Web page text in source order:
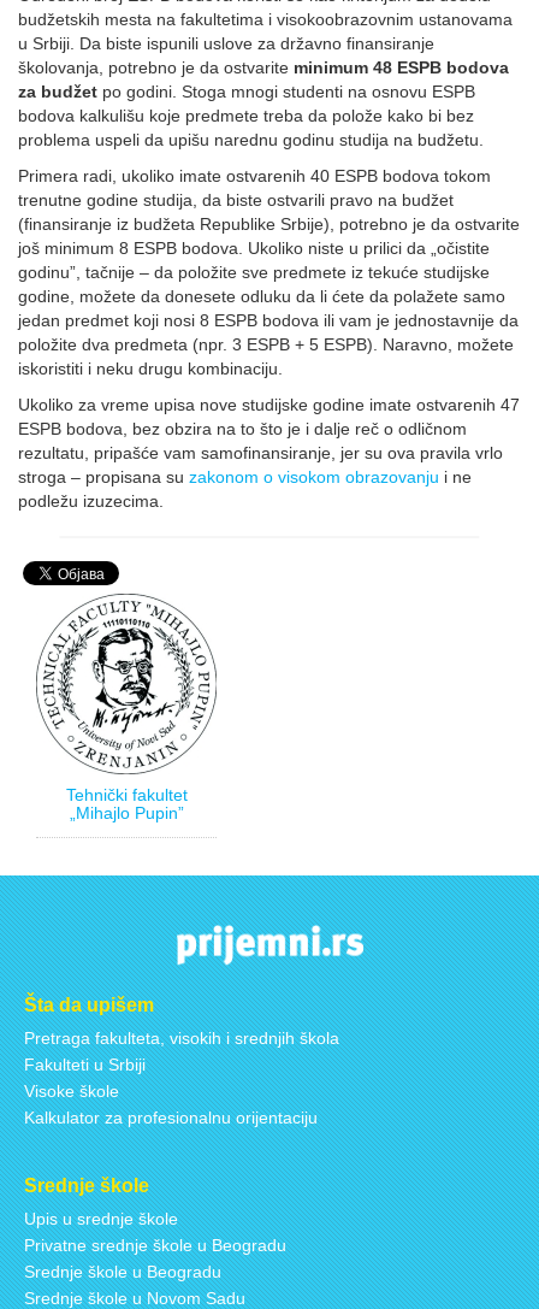
budžetskih mesta na fakultetima i visokoobrazovnim ustanovama
u Srbiji. Da biste ispunili uslove za državno finansiranje
školovanja, potrebno je da ostvarite minimum 48 ESPB bodova
za budžet po godini. Stoga mnogi studenti na osnovu ESPB
bodova kalkulišu koje predmete treba da polože kako bi bez
problema uspeli da upišu narednu godinu studija na budžetu.
Primera radi, ukoliko imate ostvarenih 40 ESPB bodova tokom
trenutne godine studija, da biste ostvarili pravo na budžet
(finansiranje iz budžeta Republike Srbije), potrebno je da ostvarite
još minimum 8 ESPB bodova. Ukoliko niste u prilici da „očistite
godinu”, tačnije – da položite sve predmete iz tekuće studijske
godine, možete da donesete odluku da li ćete da polažete samo
jedan predmet koji nosi 8 ESPB bodova ili vam je jednostavnije da
položite dva predmeta (npr. 3 ESPB + 5 ESPB). Naravno, možete
iskoristiti i neku drugu kombinaciju.
Ukoliko za vreme upisa nove studijske godine imate ostvarenih 47
ESPB bodova, bez obzira na to što je i dalje reč o odličnom
rezultatu, pripašće vam samofinansiranje, jer su ova pravila vrlo
stroga – propisana su zakonom o visokom obrazovanju i ne
podležu izuzecima.
Tehnički fakultet
„Mihajlo Pupin”
Šta da upišem
Pretraga fakulteta, visokih i srednjih škola
Fakulteti u Srbiji
Visoke škole
Kalkulator za profesionalnu orijentaciju
Srednje škole
Upis u srednje škole
Privatne srednje škole u Beogradu
Srednje škole u Beogradu
Srednje škole u Novom Sadu